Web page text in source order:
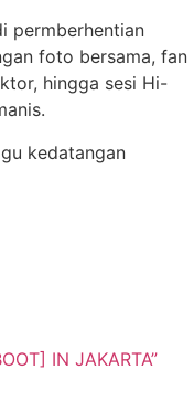
permberhentian
foto bersama, fan
hingga sesi Hi-
kedatangan
IN JAKARTA”